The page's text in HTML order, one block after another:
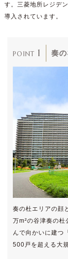
す。三菱地所レジデ
導入されています。
POINT 1 奏
奏の杜エリアの顔
万m²の谷津奏の
んで向かいに建つ
500戸を超える大